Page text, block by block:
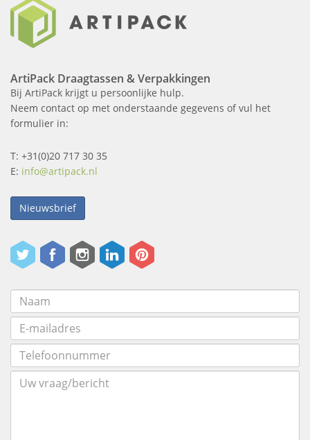
ArtiPack Draagtassen & Verpakkingen
Bij ArtiPack krijgt u persoonlijke hulp.
Neem contact op met onderstaande gegevens of vul het
formulier in:
T: +31(0)20 717 30 35
E: info@artipack.nl
Nieuwsbrief